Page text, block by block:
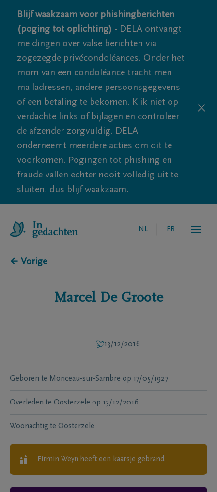
Blijf waakzaam voor phishingberichten
(poging tot oplichting) - DELA ontvangt
meldingen over valse berichten via
zogezegde privécondoléances. Onder het
mom van een condoléance tracht men
mailadressen, andere persoonsgegevens
of een betaling te bekomen. Klik niet op
verdachte links of bijlagen en controleer
de afzender zorgvuldig. DELA
onderneemt meerdere acties om dit te
voorkomen. Pogingen tot phishing en
fraude vallen echter nooit volledig uit te
sluiten, dus blijf waakzaam.
NL FR
← Vorige
Marcel De Groote
13/12/2016
Geboren te Monceau-sur-Sambre op 17/05/1927
Overleden te Oosterzele op 13/12/2016
Woonachtig te Oosterzele
Firmin Weyn heeft een kaarsje gebrand.